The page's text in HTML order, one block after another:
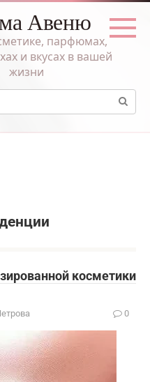
Авеню
парфюмах,
и вкусах в вашей
жизни
косметики
0